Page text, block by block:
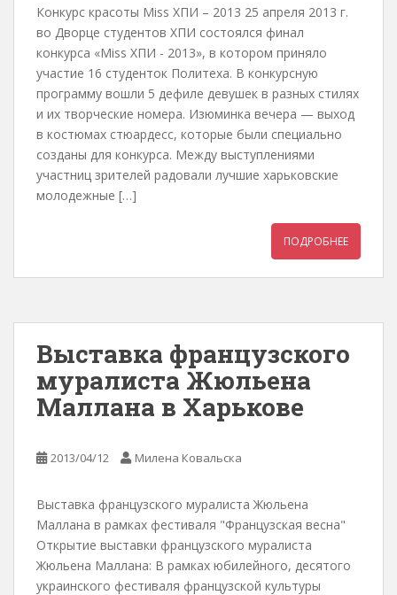
Конкурс красоты Miss ХПИ – 2013 25 апреля 2013 г.
во Дворце студентов ХПИ состоялся финал
конкурса «Miss ХПИ - 2013», в котором приняло
участие 16 студенток Политеха. В конкурсную
программу вошли 5 дефиле девушек в разных стилях
и их творческие номера. Изюминка вечера — выход
в костюмах стюардесс, которые были специально
созданы для конкурса. Между выступлениями
участниц зрителей радовали лучшие харьковские
молодежные […]
ПОДРОБНЕЕ
Выставка французского
муралиста Жюльена
Маллана в Харькове
2013/04/12 Милена Ковальска
Выставка французского муралиста Жюльена
Маллана в рамках фестиваля "Французская весна"
Открытие выставки французского муралиста
Жюльена Маллана: В рамках юбилейного, десятого
украинского фестиваля французской культуры